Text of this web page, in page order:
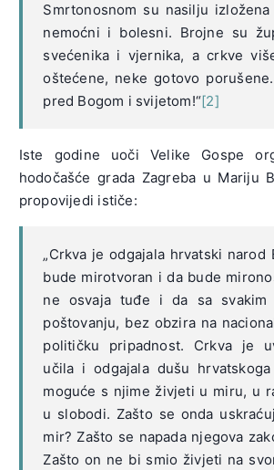
Smrtonosnom su nasilju
nemoćni i bolesni. Brojne su
svećenika i vjernika, a crkve
oštećene, neke gotovo
pred Bogom i svijetom!“[2]
Iste godine uoči Velike Gospe
hodočašće grada Zagreba u Mariju
propovijedi ističe:
„Crkva je odgajala hrvatski narod
bude mirotvoran i da bude
ne osvaja tuđe i da sa
poštovanju, bez obzira na
političku pripadnost. Crkva je
učila i odgajala dušu
moguće s njime živjeti u miru, u
u slobodi. Zašto se onda
mir? Zašto se napada njegova
Zašto on ne bi smio živjeti na